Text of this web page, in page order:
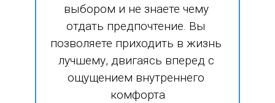
выбором и не знаете чему
отдать предпочтение. Вы
позволяете приходить в жизнь
лучшему, двигаясь вперед с
ощущением внутреннего
комфорта